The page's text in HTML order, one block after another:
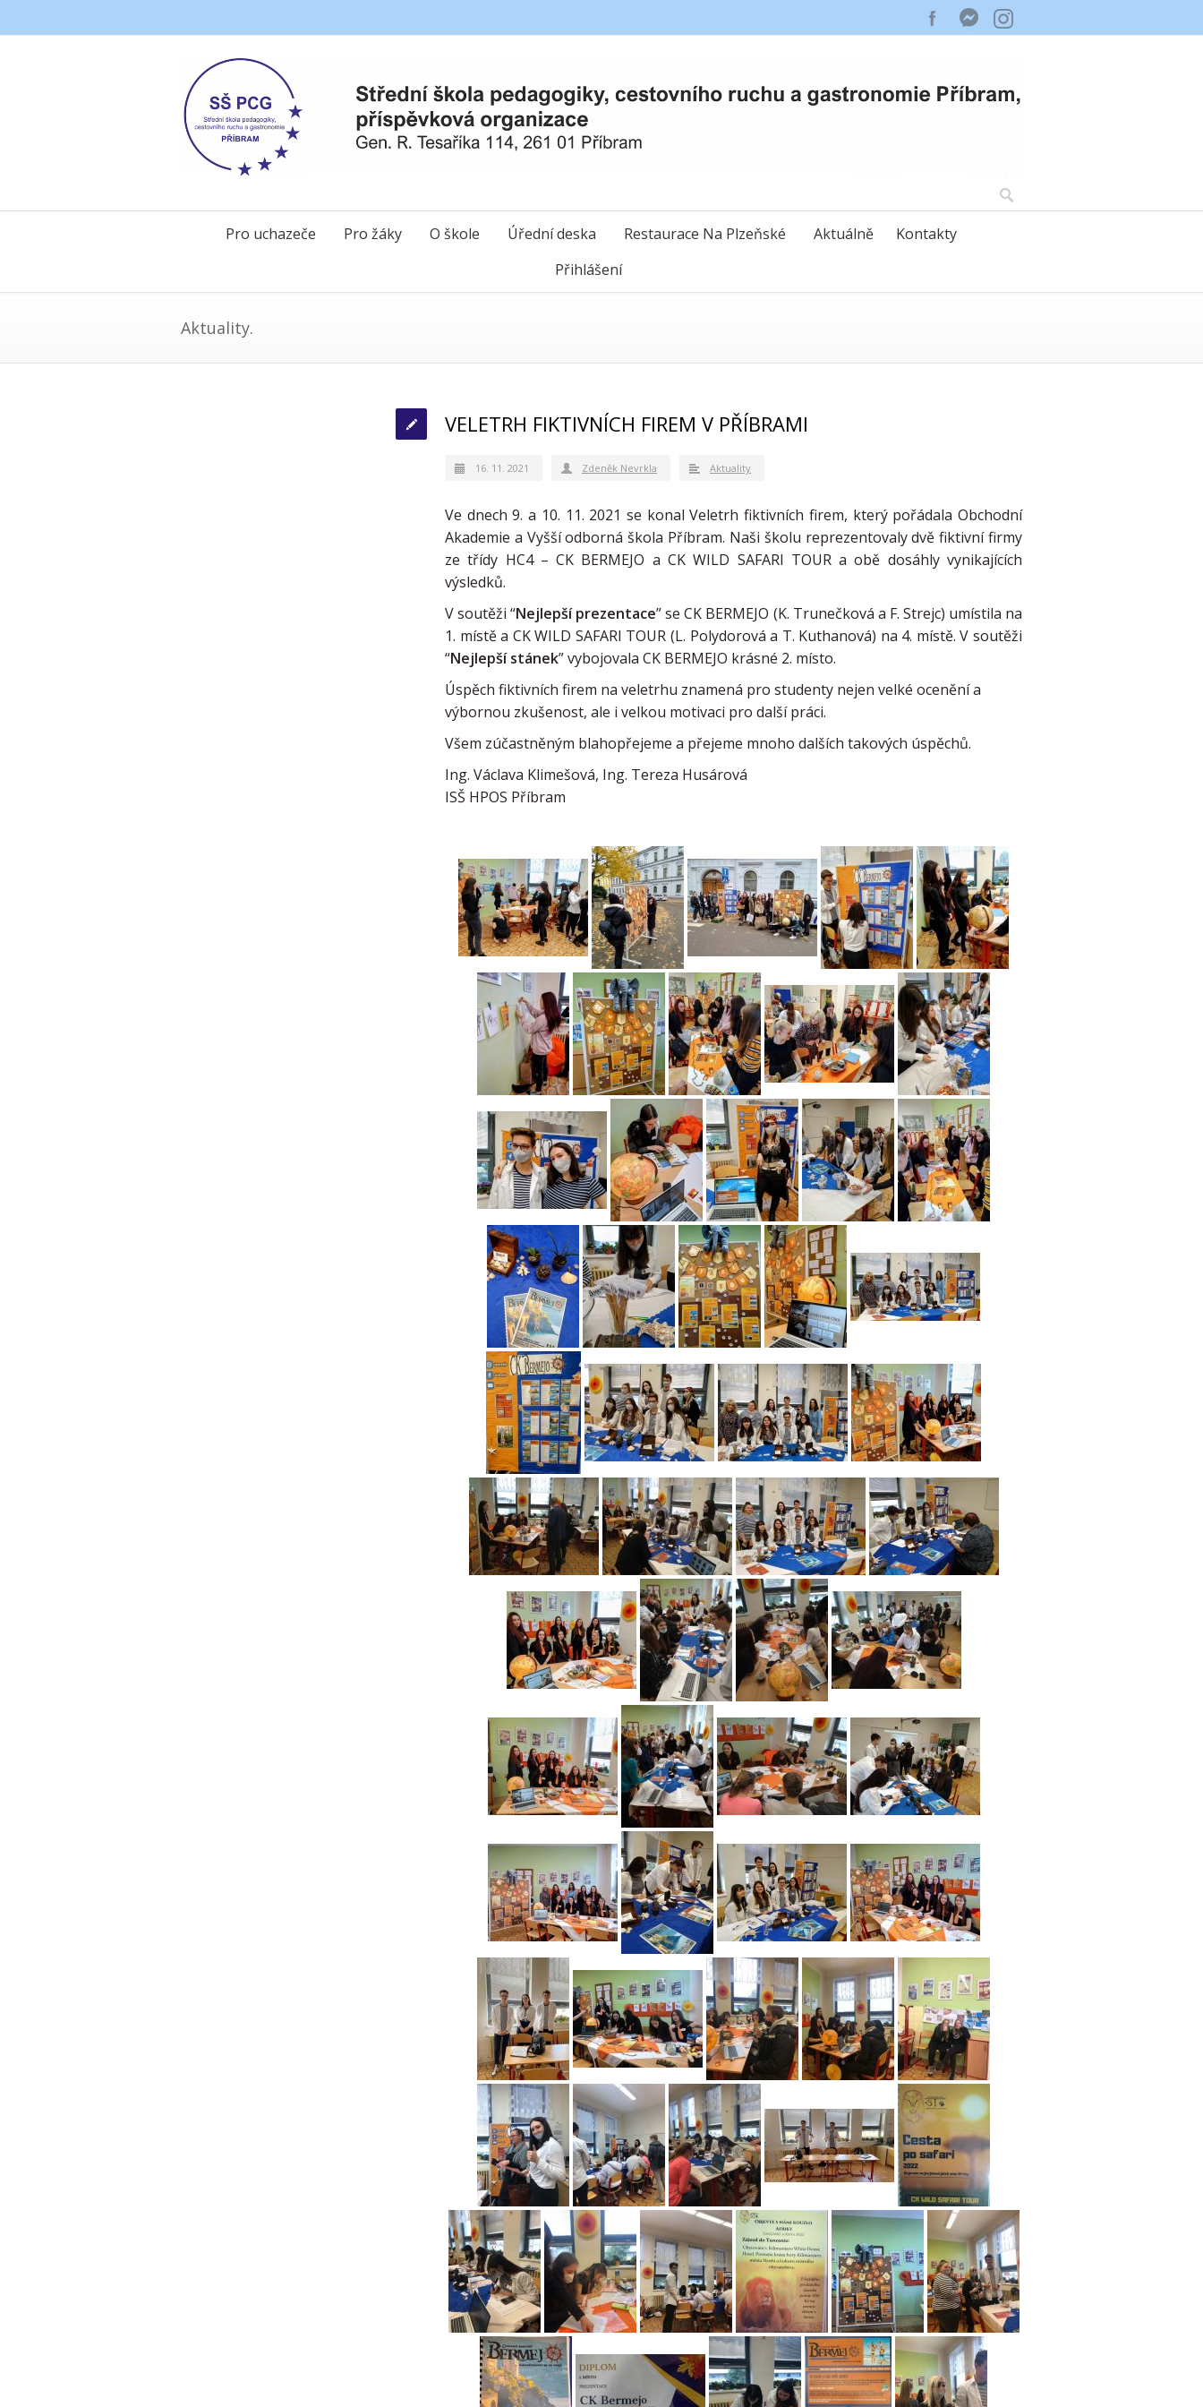
Pro uchazeče Pro žáky O škole Úřední deska Restaurace Na Plzeňské Aktuálně
Kontakty
Přihlášení
Aktuality.
VELETRH FIKTIVNÍCH FIREM V PŘÍBRAMI
16. 11. 2021 Zdeněk Nevrkla Aktuality
Ve dnech 9. a 10. 11. 2021 se konal Veletrh fiktivních firem, který pořádala Obchodní
Akademie a Vyšší odborná škola Příbram. Naši školu reprezentovaly dvě fiktivní firmy
ze třídy HC4 – CK BERMEJO a CK WILD SAFARI TOUR a obě dosáhly vynikajících
výsledků.
V soutěži “Nejlepší prezentace” se CK BERMEJO (K. Trunečková a F. Strejc) umístila na
1. místě a CK WILD SAFARI TOUR (L. Polydorová a T. Kuthanová) na 4. místě. V soutěži
“Nejlepší stánek” vybojovala CK BERMEJO krásné 2. místo.
Úspěch fiktivních firem na veletrhu znamená pro studenty nejen velké ocenění a
výbornou zkušenost, ale i velkou motivaci pro další práci.
Všem zúčastněným blahopřejeme a přejeme mnoho dalších takových úspěchů.
Ing. Václava Klimešová, Ing. Tereza Husárová
ISŠ HPOS Příbram